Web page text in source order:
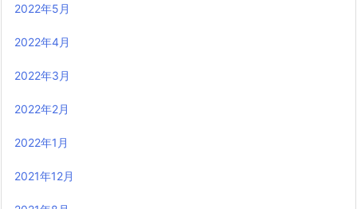
2022年5月
2022年4月
2022年3月
2022年2月
2022年1月
2021年12月